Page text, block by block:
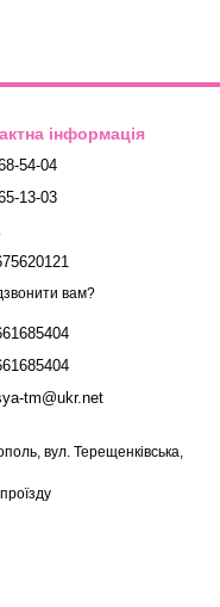
інформація
54-04
13-03
вам?
tm@ukr.net
вул. Терещенківська,